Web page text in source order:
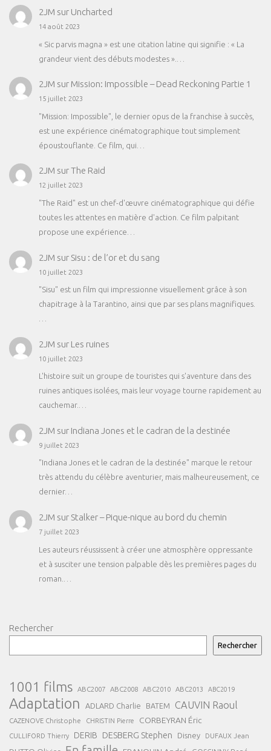
2JM sur Uncharted
14 août 2023
« Sic parvis magna » est une citation latine qui signifie : « La
grandeur vient des débuts modestes ».…
2JM sur Mission: Impossible – Dead Reckoning Partie 1
15 juillet 2023
"Mission: Impossible", le dernier opus de la franchise à succès,
est une expérience cinématographique tout simplement
époustouflante. Ce film, qui…
2JM surThe Raid
12 juillet 2023
"The Raid" est un chef-d'œuvre cinématographique qui défie
toutes les attentes en matière d'action. Ce film palpitant
propose une expérience…
2JM sur Sisu : de l’or et du sang
10 juillet 2023
"Sisu" est un film qui impressionne visuellement grâce à son
chapitrage à la Tarantino, ainsi que par ses plans magnifiques.
2JM sur Les ruines
10 juillet 2023
L'histoire suit un groupe de touristes qui s'aventure dans des
ruines antiques isolées, mais leur voyage tourne rapidement au
cauchemar.…
2JM sur Indiana Jones et le cadran de la destinée
9 juillet 2023
"Indiana Jones et le cadran de la destinée" marque le retour
très attendu du célèbre aventurier, mais malheureusement, ce
dernier…
2JM sur Stalker – Pique-nique au bord du chemin
7 juillet 2023
Les auteurs réussissent à créer une atmosphère oppressante
et à susciter une tension palpable dès les premières pages du
roman.…
Rechercher
Rechercher
1001 films ABC2007 ABC2008 ABC2010 ABC2013 ABC2019
Adaptation ADLARD Charlie BATEM CAUVIN Raoul
CAZENOVE Christophe CHRISTIN Pierre CORBEYRAN Éric
CULLIFORD Thierry DERIB DESBERG Stephen Disney DUFAUX Jean